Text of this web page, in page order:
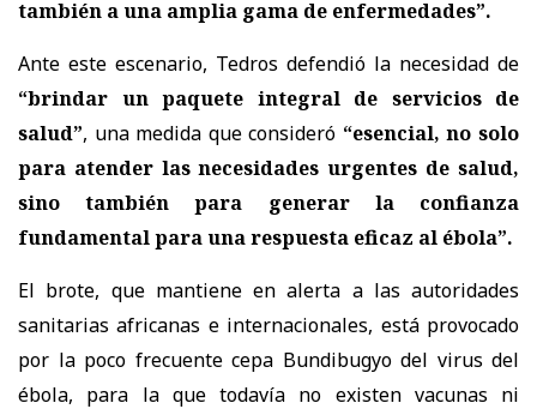
también a una amplia gama de enfermedades”.
Ante este escenario, Tedros defendió la necesidad de
“brindar un paquete integral de servicios de
salud”, una medida que consideró “esencial, no solo
para atender las necesidades urgentes de salud,
sino también para generar la confianza
fundamental para una respuesta eficaz al ébola”.
El brote, que mantiene en alerta a las autoridades
sanitarias africanas e internacionales, está provocado
por la poco frecuente cepa Bundibugyo del virus del
ébola, para la que todavía no existen vacunas ni